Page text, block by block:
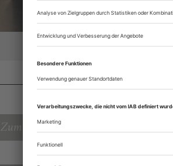
Zum Inhaltsverzeichnis